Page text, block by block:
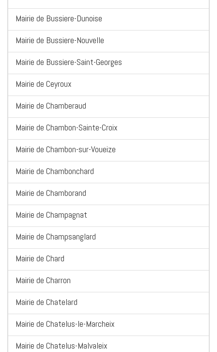
Mairie de Bussiere-Dunoise
Mairie de Bussiere-Nouvelle
Mairie de Bussiere-Saint-Georges
Mairie de Ceyroux
Mairie de Chamberaud
Mairie de Chambon-Sainte-Croix
Mairie de Chambon-sur-Voueize
Mairie de Chambonchard
Mairie de Chamborand
Mairie de Champagnat
Mairie de Champsanglard
Mairie de Chard
Mairie de Charron
Mairie de Chatelard
Mairie de Chatelus-le-Marcheix
Mairie de Chatelus-Malvaleix